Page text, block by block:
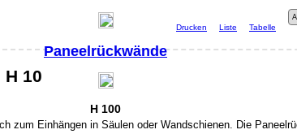
Paneelrückwände
H 100
Drucken Liste Tabelle
10
zum Einhängen in Säulen oder Wandschienen. Die